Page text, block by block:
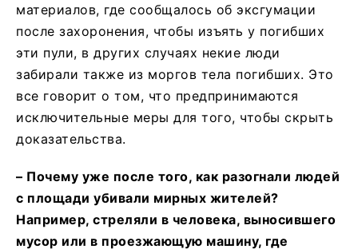
материалов, где сообщалось об эксгумации
после захоронения, чтобы изъять у погибших
эти пули, в других случаях некие люди
забирали также из моргов тела погибших. Это
все говорит о том, что предпринимаются
исключительные меры для того, чтобы скрыть
доказательства.
– Почему уже после того, как разогнали людей
с площади убивали мирных жителей?
Например, стреляли в человека, выносившего
мусор или в проезжающую машину, где